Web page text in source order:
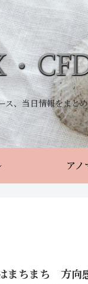
ス、当日情報をまと
ア
まちまち 方向